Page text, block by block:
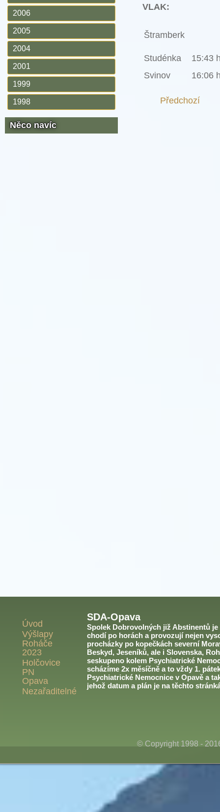
2006
2005
2004
2001
1999
1998
Něco navíc
VLAK:
Štramberk
Studénka
15:43
Svinov
16:06
Předchozí
Úvod
Výšlapy
Roháče
2023
Holčovice
PN
Opava
Nezařaditelné
SDA-Opava
Spolek Dobrovolných již Abstinentů
chodí po horách a provozují nejen
procházky po kopečkách severní
Beskyd, Jeseníků, ale i Slovenska,
seskupeno kolem Psychiatrické
scházíme 2x měsíčně a to vždy 1.
Psychiatrické Nemocnice v Opavě a
jehož datum a plán je na těchto
© Copyright 1998 -